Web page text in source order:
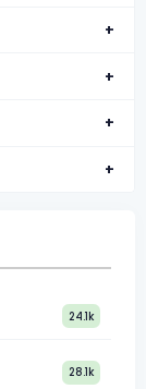
24.1k
28.1k